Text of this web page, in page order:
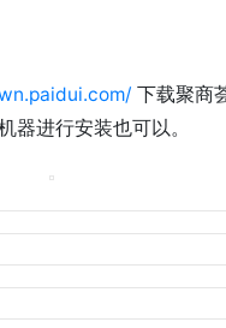
下载聚商
器进行安装也可以。